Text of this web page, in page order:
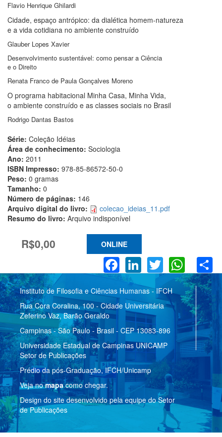
Flavio Henrique Ghilardi
Cidade, espaço antrópico: da dialética homem-natureza
e a vida cotidiana no ambiente construído
Glauber Lopes Xavier
Desenvolvimento sustentável: como pensar a Ciência
e o Direito
Renata Franco de Paula Gonçalves Moreno
O programa habitacional Minha Casa, Minha Vida,
o ambiente construído e as classes sociais no Brasil
Rodrigo Dantas Bastos
Série: Coleção Idéias
Área de conhecimento: Sociologia
Ano: 2011
ISBN Impresso: 978-85-86572-50-0
Peso: 0 gramas
Tamanho: 0
Número de páginas: 146
Arquivo digital do livro:
colecao_ideias_11.pdf
Resumo do livro: Arquivo indisponível
R$0,00 ONLINE
Facebook
LinkedIn
Twitter
Instituto de Filosofia e Ciências Humanas - IFCH
Rua Cora Coralina, 100 - Cidade Universitária
Zeferino Vaz, Barão Geraldo
Campinas - São Paulo - Brasil - CEP 13083-896
Universidade Estadual de Campinas UNICAMP
Setor de Publicações
Prédio da pós-Graduação, IFCH/Unicamp
Veja nomapacomo chegar.
Design do site desenvolvido pela equipe do Setor
de Publicações